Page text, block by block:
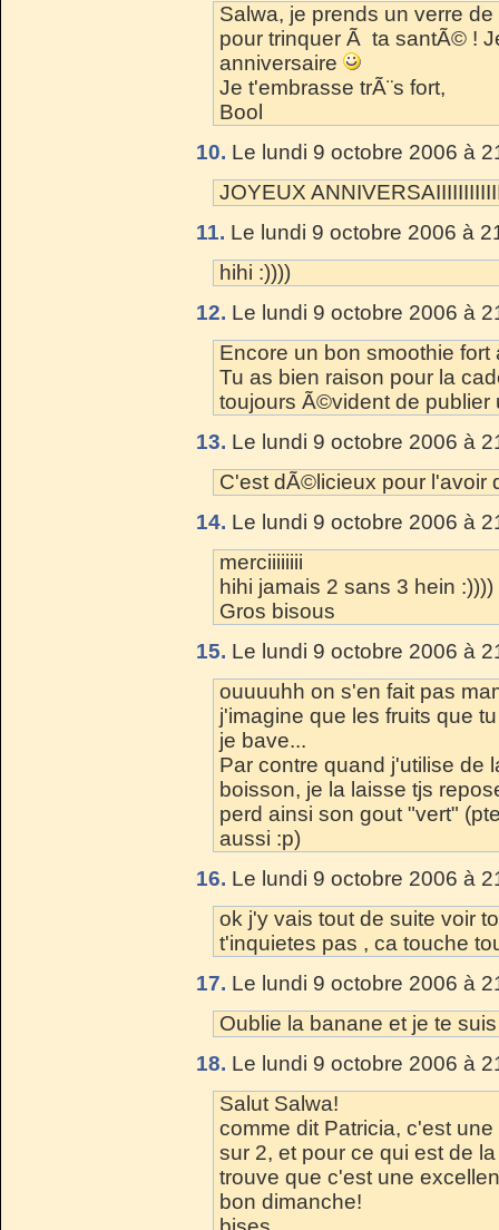
Salwa, je prends un verre
pour trinquer Ã ta santÃ© !
anniversaire
Je t'embrasse trÃ¨s fort,
Bool
10. Le lundi 9 octobre 2006 à
JOYEUX
11. Le lundi 9 octobre 2006 à
hihi :))))
12. Le lundi 9 octobre 2006 à
Encore un bon smoothie
Tu as bien raison pour la
toujours Ã©vident de publier
13. Le lundi 9 octobre 2006 à
C'est dÃ©licieux pour
14. Le lundi 9 octobre 2006 à
merciiiiiiii
hihi jamais 2 sans 3 hein :))))
Gros bisous
15. Le lundi 9 octobre 2006 à
ouuuuhh on s'en fait pas
j'imagine que les fruits que
je bave...
Par contre quand j'utilise de
boisson, je la laisse tjs
perd ainsi son gout "vert"
aussi :p)
16. Le lundi 9 octobre 2006 à
ok j'y vais tout de suite voir
t'inquietes pas , ca touche
17. Le lundi 9 octobre 2006 à
Oublie la banane et je te
18. Le lundi 9 octobre 2006 à
Salut Salwa!
comme dit Patricia, c'est
sur 2, et pour ce qui est de
trouve que c'est une
bon dimanche!